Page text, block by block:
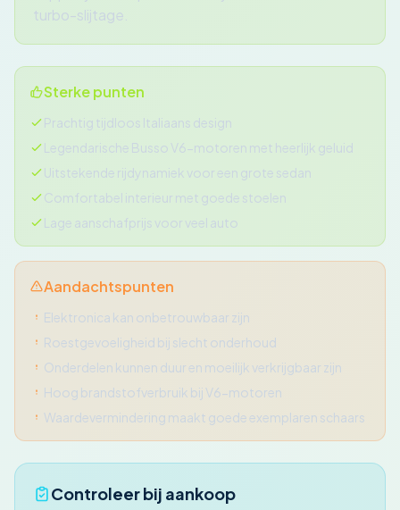
turbo-slijtage.
Sterke punten
Prachtig tijdloos Italiaans design
Legendarische Busso V6-motoren met heerlijk geluid
Uitstekende rijdynamiek voor een grote sedan
Comfortabel interieur met goede stoelen
Lage aanschafprijs voor veel auto
Aandachtspunten
Elektronica kan onbetrouwbaar zijn
Roestgevoeligheid bij slecht onderhoud
Onderdelen kunnen duur en moeilijk verkrijgbaar zijn
Hoog brandstofverbruik bij V6-motoren
Waardevermindering maakt goede exemplaren schaars
Controleer bij aankoop